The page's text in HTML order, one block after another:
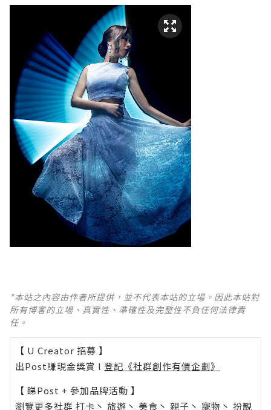
*本站之內容由作者所提供，並不代表本站的立場。因此本站對
所有博客的立場、真實性、準確性及完整性不負任何法律責
任。
【 U Creator 招募 】
出Post賺現金獎賞 l 登記《社群創作有價企劃》
【 睇Post + 參加品牌活動 】
瀏覽更多社群 打卡 丶 旅遊 丶 美食 丶 親子 丶 寵物 丶 扮靚